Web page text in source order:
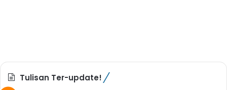
Tulisan Ter-update!